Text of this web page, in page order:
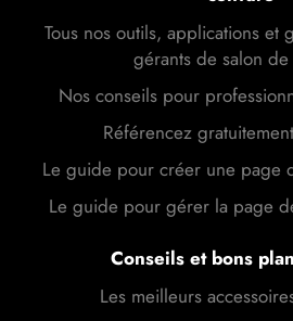
Tous nos outils, applications et
gérants de salon
Nos conseils pour
Référencez
Le guide pour créer une page
Le guide pour gérer la page
Les meilleurs
Les plus belles inspirations